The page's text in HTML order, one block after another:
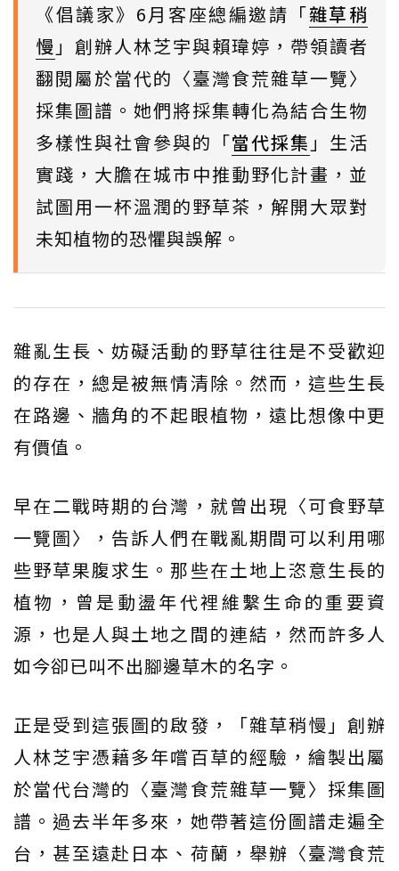
《倡議家》6月客座總編邀請「雜草稍
慢 」創辦人林芝宇與賴瑋婷，帶領讀者
翻閱屬於當代的〈臺灣食荒雜草一覽〉
採集圖譜。她們將採集轉化為結合生物
多樣性與社會參與的「當代採集 」生活
實踐，大膽在城市中推動野化計畫，並
試圖用一杯溫潤的野草茶，解開大眾對
未知植物的恐懼與誤解。
雜亂生長、妨礙活動的野草往往是不受歡迎
的存在，總是被無情清除。然而，這些生長
在路邊、牆角的不起眼植物，遠比想像中更
有價值。
早在二戰時期的台灣，就曾出現〈可食野草
一覽圖〉，告訴人們在戰亂期間可以利用哪
些野草果腹求生。那些在土地上恣意生長的
植物，曾是動盪年代裡維繫生命的重要資
源，也是人與土地之間的連結，然而許多人
如今卻已叫不出腳邊草木的名字。
正是受到這張圖的啟發，「雜草稍慢」創辦
人林芝宇憑藉多年嚐百草的經驗，繪製出屬
於當代台灣的〈臺灣食荒雜草一覽〉採集圖
譜。過去半年多來，她帶著這份圖譜走遍全
台，甚至遠赴日本、荷蘭，舉辦〈臺灣食荒